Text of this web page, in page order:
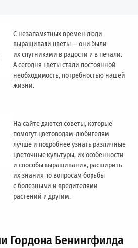
С незапамятных времён люди
выращивали цветы — они были
их спутниками в радости и в печали.
А сегодня цветы стали постоянной
необходимость, потребностью нашей
жизни.
На сайте даются советы, которые
помогут цветоводам-любителям
лучше и подробнее узнать различные
цветочные культуры, их особенности
и способы выращивания, расширить
их знания по вопросам борьбы
с болезными и вредителями
растений и другим.
Гордона Бенингфилда